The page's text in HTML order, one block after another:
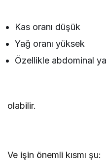
Kas oranı düşük
Yağ oranı yüksek
Özellikle abdominal
olabilir.
Ve işin önemli kısmı şu: